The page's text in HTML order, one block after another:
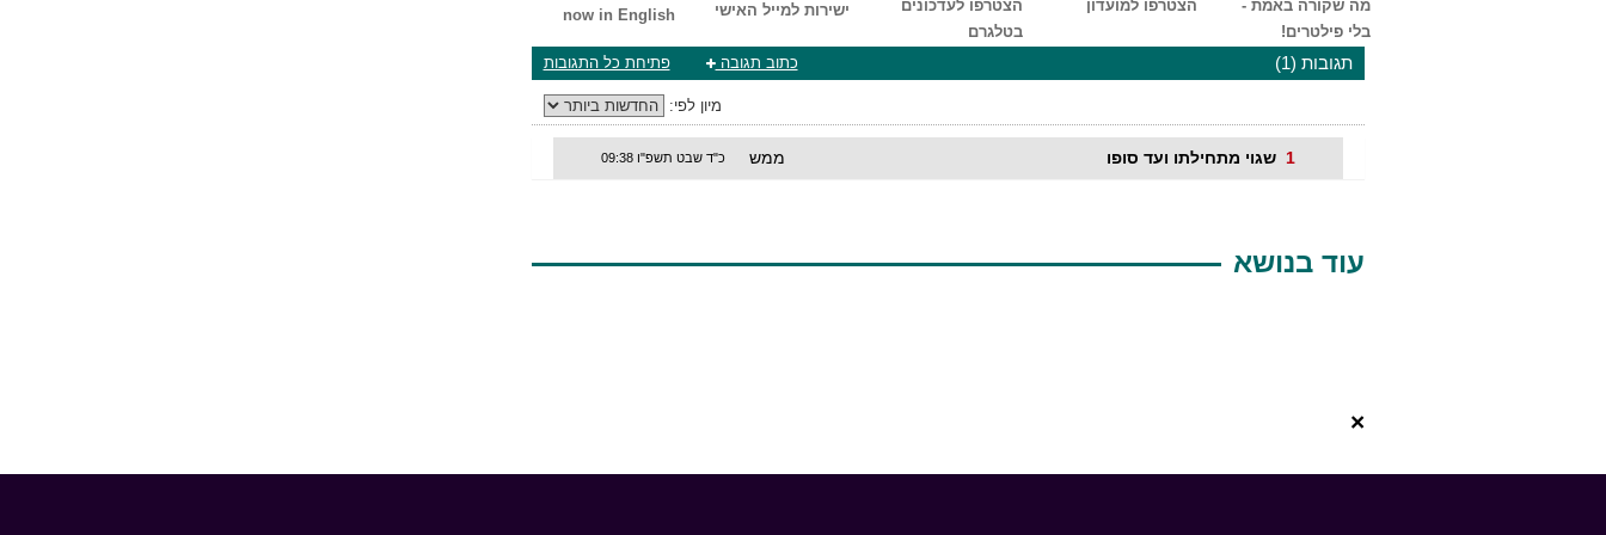
now in English
ישירות למייל האישי
הצטרפו לעדכונים
בטלגרם
הצטרפו למועדון
מה שקורה באמת -
בלי פילטרים!
תגובות (1) פתיחת כל התגובות כתוב תגובה
מיון לפי:
שגוי מתחילתו ועד סופו 1 כ"ד שבט תשפ"ו 09:38 ממש
עוד בנושא
×